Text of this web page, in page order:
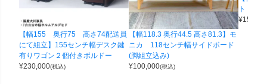
【幅155 奥行75 高さ74配送員
にて組立】155センチ幅デスク鍵
有りワゴン２個付きボルドー
¥230,000(税込)
【幅118.3 奥行44.5 高さ81.3】モ
ニカ 118センチ幅サイドボード
(脚組立込み)
¥100,000(税込)
ト 120
¥